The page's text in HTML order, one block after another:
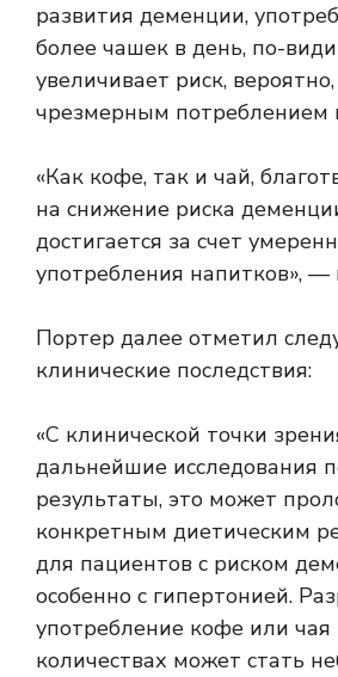
развития деменции,
более чашек в день, по-
увеличивает риск,
чрезмерным потреблением
«Как кофе, так и чай,
на снижение риска
достигается за счет
употребления напитков», —
Портер далее отметил
клинические последствия:
«С клинической точки
дальнейшие исследования
результаты, это может
конкретным диетическим
для пациентов с риском
особенно с гипертонией.
употребление кофе или
количествах может стать